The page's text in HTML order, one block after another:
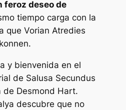
feroz deseo de
tiempo carga con la
que Vorian Atredies
y bienvenida en el
de Salusa Secundus
de Desmond Hart.
descubre que no